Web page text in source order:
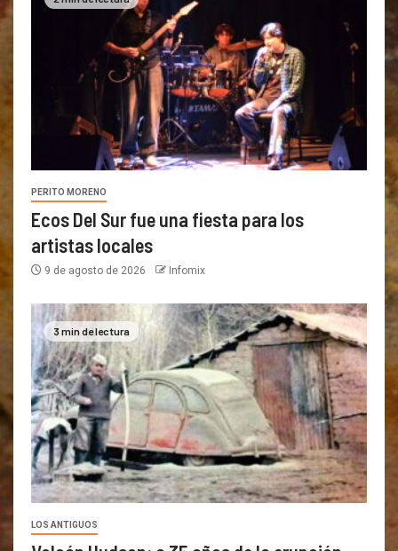
PERITO MORENO
Ecos Del Sur fue una fiesta para los
artistas locales
9 de agosto de 2026 Infomix
3 min de lectura
LOS ANTIGUOS